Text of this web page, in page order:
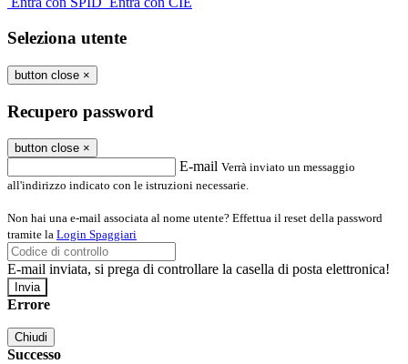
Seleziona utente
button close ×
Recupero password
button close ×
E-mail Verrà inviato un messaggio
all'indirizzo indicato con le istruzioni necessarie.
Non hai una e-mail associata al nome utente? Effettua il reset della password
tramite la Login Spaggiari
E-mail inviata, si prega di controllare la casella di posta elettronica!
Errore
Chiudi
Successo